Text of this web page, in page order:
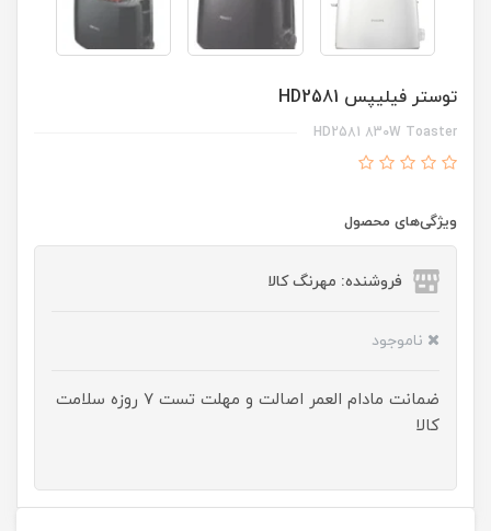
توستر فیلیپس HD2581
HD2581 830W Toaster
ویژگی‌های محصول
فروشنده: مهرنگ کالا
ناموجود
ضمانت مادام العمر اصالت و مهلت تست ۷ روزه سلامت
کالا